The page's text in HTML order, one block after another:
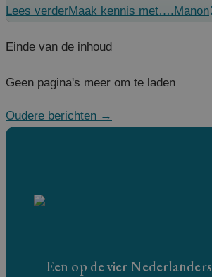
Lees verderMaak kennis met….Manon
Einde van de inhoud
Geen pagina's meer om te laden
Oudere berichten →
Een op de vier Nederlanders